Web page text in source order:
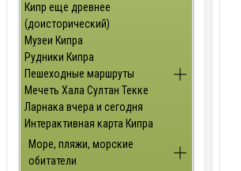
Кипр еще древнее
(доисторический)
Музеи Кипра
Рудники Кипра
Пешеходные маршруты
Мечеть Хала Султан Текке
Ларнака вчера и сегодня
Интерактивная карта Кипра
Море, пляжи, морские
обитатели